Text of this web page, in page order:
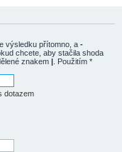
výsledku přítomno, a -
chcete, aby stačila shoda
znakem | . Použitím *
dotazem